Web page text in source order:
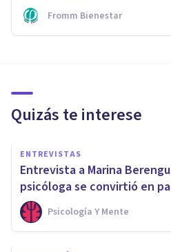
Fromm Bienestar
Quizás te interese
ENTREVISTAS
Entrevista a Marina
psicóloga se convirtió en
Psicología Y Mente